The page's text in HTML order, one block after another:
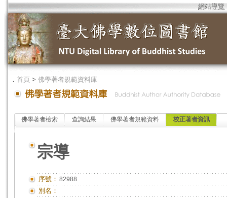
網站導覽
． 首頁 > 佛學著者規範資料庫
佛學著者檢索 查詢結果 佛學著者規範資料 校正著者資訊
宗導
序號： 82988
別名：